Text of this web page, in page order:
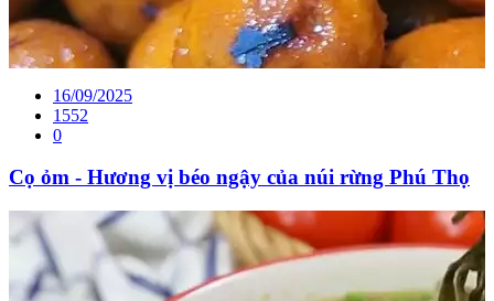
16/09/2025
1552
0
Cọ ỏm - Hương vị béo ngậy của núi rừng Phú Thọ